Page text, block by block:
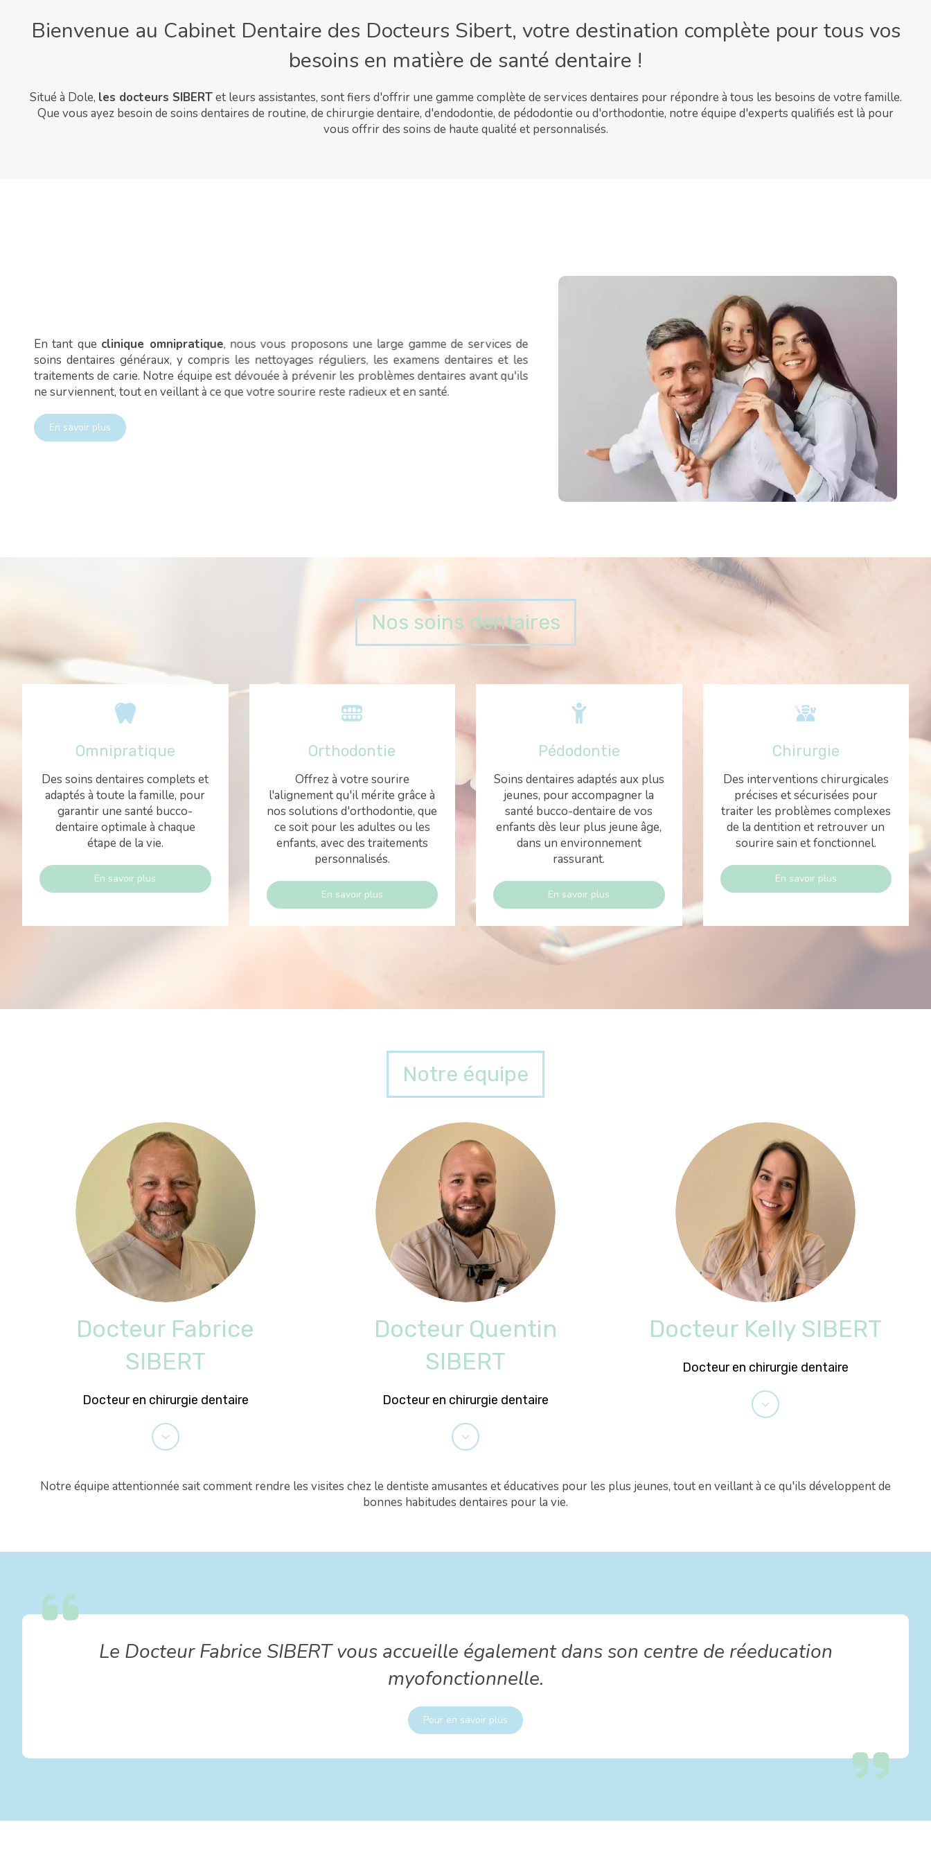
Bienvenue au Cabinet Dentaire des Docteurs Sibert, votre destination complète pour tous vos
besoins en matière de santé dentaire !
Situé à Dole, les docteurs SIBERTet leurs assistantes, sont fiers d'offrir une gamme complète de services dentaires pour répondre à tous les besoins de votre famille.
Que vous ayez besoin de soins dentaires de routine, de chirurgie dentaire, d'endodontie, de pédodontie ou d'orthodontie, notre équipe d'experts qualifiés est là pour
vous offrir des soins de haute qualité et personnalisés.
En tant queclinique omnipratique, nous vous proposons une large gamme de services de
soins dentaires généraux, y compris les nettoyages réguliers, les examens dentaires et les
traitements de carie. Notre équipe est dévouée à prévenir les problèmes dentaires avant qu'ils
ne surviennent, tout en veillant à ce que votre sourire reste radieux et en santé.
En savoir plus
Nos soins dentaires
Omnipratique
Des soins dentaires complets et
adaptés à toute la famille, pour
garantir une santé bucco-
dentaire optimale à chaque
étape de la vie.
En savoir plus
Orthodontie
Offrez à votre sourire
l'alignement qu'il mérite grâce à
nos solutions d'orthodontie, que
ce soit pour les adultes ou les
enfants, avec des traitements
personnalisés.
En savoir plus
Pédodontie
Soins dentaires adaptés aux plus
jeunes, pour accompagner la
santé bucco-dentaire de vos
enfants dès leur plus jeune âge,
dans un environnement
rassurant.
En savoir plus
Chirurgie
Des interventions chirurgicales
précises et sécurisées pour
traiter les problèmes complexes
de la dentition et retrouver un
sourire sain et fonctionnel.
En savoir plus
Notre équipe
Docteur Fabrice
SIBERT
Docteur en chirurgie dentaire
Docteur Quentin
SIBERT
Docteur en chirurgie dentaire
Docteur Kelly SIBERT
Docteur en chirurgie dentaire
Notre équipe attentionnée sait comment rendre les visites chez le dentiste amusantes et éducatives pour les plus jeunes, tout en veillant à ce qu'ils développent de
bonnes habitudes dentaires pour la vie.
Le Docteur Fabrice SIBERT vous accueille également dans son centre de réeducation
myofonctionnelle.
Pour en savoir plus